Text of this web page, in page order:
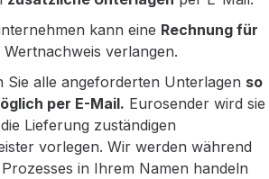
kann eine Rechnung für
Wertnachweis verlangen.
Sie alle angeforderten Unterlagen so
per E-Mail. Eurosender wird sie
Lieferung zuständigen
vorlegen. Wir werden während
in Ihrem Namen handeln